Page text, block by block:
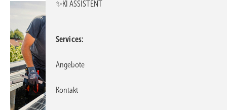
✨KI ASSISTENT
Services
Angebote
Kontakt